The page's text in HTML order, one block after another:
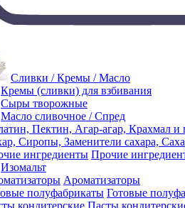
Сливки / Кремы / Масло
Кремы (сливки) для взбивания
Сыры творожные
Масло сливочное / Спред
Прочие
Изомальт
Ароматизаторы
Готовые
Пасты